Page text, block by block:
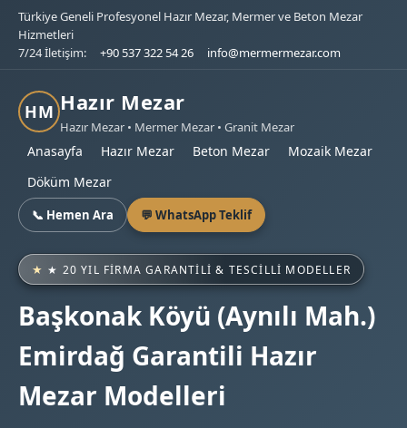
Türkiye Geneli Profesyonel Hazır Mezar, Mermer ve Beton Mezar
Hizmetleri
7/24 İletişim:
+90 537 322 54 26 info@mermermezar.com
HM Hazır Mezar
Hazır Mezar • Mermer Mezar • Granit Mezar
Anasayfa Hazır Mezar Beton Mezar
Mozaik Mezar
Döküm Mezar
📞 Hemen Ara 💬 WhatsApp Teklif
★ 20 YIL FIRMA GARANTILI & TESCILLI MODELLER
Başkonak Köyü (Aynılı Mah.)
Emirdağ Garantili Hazır
Mezar Modelleri